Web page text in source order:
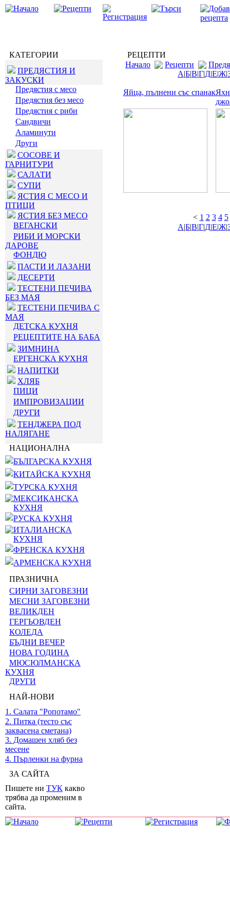
КАТЕГОРИИ
ПРЕДЯСТИЯ И
ЗАКУСКИ
Предястия с месо
Предястия без месо
Предястия с риби
Сандвичи
Аламинути
Други
СОСОВЕ И
ГАРНИТУРИ
САЛАТИ
СУПИ
ЯСТИЯ С МЕСО И
ПТИЦИ
ЯСТИЯ БЕЗ МЕСО
ВЕГАНСКИ
РИБИ И МОРСКИ
ДАРОВЕ
ФОНДЮ
ПАСТИ И ЛАЗАНИ
ДЕСЕРТИ
ТЕСТЕНИ ПЕЧИВА
БЕЗ МАЯ
ТЕСТЕНИ ПЕЧИВА С
МАЯ
ДЕТСКА КУХНЯ
РЕЦЕПТИТЕ НА БАБА
ЗИМНИНА
ЕРГЕНСКА КУХНЯ
НАПИТКИ
ХЛЯБ
ПИЦИ
ИМПРОВИЗАЦИИ
ДРУГИ
ТЕНДЖЕРА ПОД
НАЛЯГАНЕ
НАЦИОНАЛНА
БЪЛГАРСКА КУХНЯ
КИТАЙСКА КУХНЯ
ТУРСКА КУХНЯ
МЕКСИКАНСКА
КУХНЯ
РУСКА КУХНЯ
ИТАЛИАНСКА
КУХНЯ
ФРЕНСКА КУХНЯ
АРМЕНСКА КУХНЯ
ПРАЗНИЧНА
СИРНИ ЗАГОВЕЗНИ
МЕСНИ ЗАГОВЕЗНИ
ВЕЛИКДЕН
ГЕРГЬОВДЕН
КОЛЕДА
БЪДНИ ВЕЧЕР
НОВА ГОДИНА
МЮСЮЛМАНСКА
КУХНЯ
ДРУГИ
НАЙ-НОВИ
1. Салата "Ропотамо"
2. Питка (тесто със
заквасена сметана)
3. Домашен хляб без
месене
4. Пърленки на фурна
ЗА САЙТА
Пишете ни ТУК какво
трябва да променим в
сайта.
РЕЦЕПТИ
Начало
Рецепти
А|Б|В|Г|Д|Е|Ж|
Яйца, пълнени със спанак
< 1 2 3 4 5
А|Б|В|Г|Д|Е|Ж|